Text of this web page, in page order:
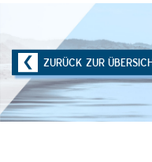
ZURÜCK ZUR